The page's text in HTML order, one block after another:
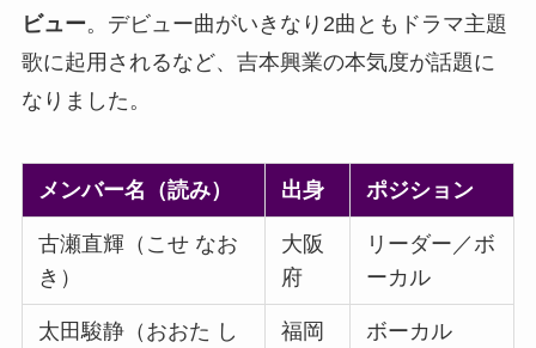
ビュー。デビュー曲がいきなり2曲ともドラマ主題
歌に起用されるなど、吉本興業の本気度が話題に
なりました。
メンバー名（読み） 出身 ポジション
古瀬直輝（こせ なお
き）
大阪
府
リーダー／ボ
ーカル
太田駿静（おおた し
福岡
ボーカル